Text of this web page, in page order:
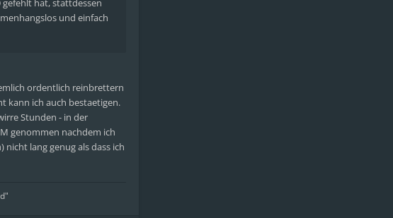
gefehlt hat, stattdessen
und einfach
ordentlich reinbrettern
kann ich auch bestaetigen.
Stunden - in der
genommen nachdem ich
lang genug als dass ich